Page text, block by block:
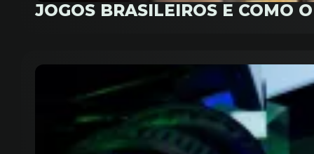
JOGOS BRASILEIROS E COMO